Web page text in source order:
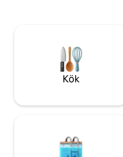
Yellowstone River har du
utomhusäventyr.
steg bort en park med en
Kök